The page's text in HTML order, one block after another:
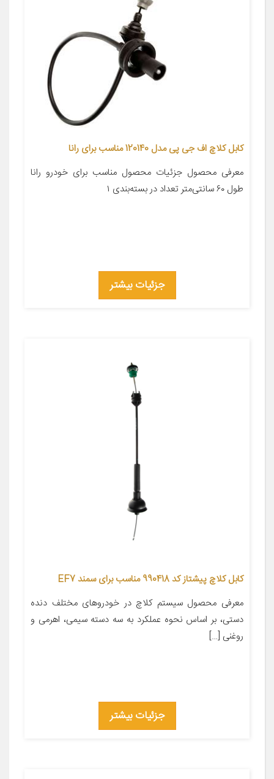
کابل کلاچ اف جی پی مدل 120140 مناسب برای رانا
معرفی محصول جزئیات محصول مناسب برای خودرو رانا
طول ۶۰ سانتی‌متر تعداد در بسته‌بندی ۱
جزئیات بیشتر
کابل کلاچ پیشتاز کد 990418 مناسب برای سمند EF7
معرفی محصول سیستم کلاچ در خودروهای مختلف دنده
دستی، بر اساس نحوه عملکرد به سه دسته سیمی، اهرمی و
روغنی […]
جزئیات بیشتر